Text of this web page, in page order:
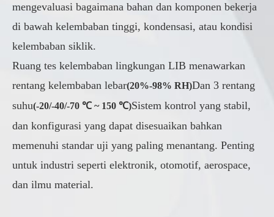
mengevaluasi bagaimana bahan dan komponen bekerja
di bawah kelembaban tinggi, kondensasi, atau kondisi
kelembaban siklik.
Ruang tes kelembaban lingkungan LIB menawarkan
rentang kelembaban lebar(20%-98% RH)Dan 3 rentang
suhu(-20/-40/-70 ℃ ~ 150 ℃)Sistem kontrol yang stabil,
dan konfigurasi yang dapat disesuaikan bahkan
memenuhi standar uji yang paling menantang. Penting
untuk industri seperti elektronik, otomotif, aerospace,
dan ilmu material.